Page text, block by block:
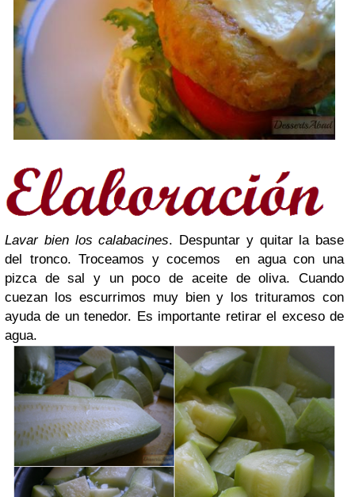
Lavar bien los calabacines. Despuntar y quitar la base
del tronco. Troceamos y cocemos en agua con una
pizca de sal y un poco de aceite de oliva. Cuando
cuezan los escurrimos muy bien y los trituramos con
ayuda de un tenedor. Es importante retirar el exceso de
agua.